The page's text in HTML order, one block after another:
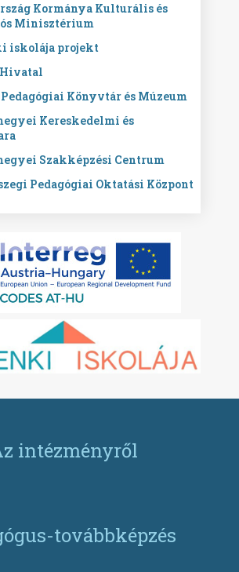
Kormánya Kulturális és
Minisztérium
iskolája projekt
Pedagógiai Könyvtár és Múzeum
Kereskedelmi és
Szakképzési Centrum
Pedagógiai Oktatási Központ
intézményről
továbbképzés